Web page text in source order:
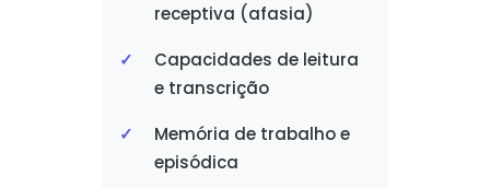
receptiva (afasia)
Capacidades de leitura
e transcrição
Memória de trabalho e
episódica